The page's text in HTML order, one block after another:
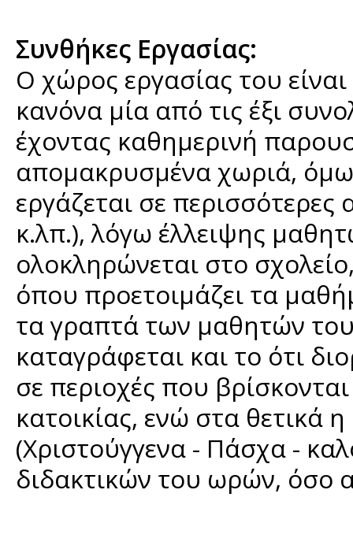
Συνθήκες Εργασίας:
Ο χώρος εργασίας του
κανόνα μία από τις έξι
έχοντας καθημερινή
απομακρυσμένα χωριά,
εργάζεται σε περισσότερες
κ.λπ.), λόγω έλλειψης
ολοκληρώνεται στο
όπου προετοιμάζει τα
τα γραπτά των μαθητών
καταγράφεται και το ότι
σε περιοχές που
κατοικίας, ενώ στα θετικά
(Χριστούγγενα - Πάσχα -
διδακτικών του ωρών, όσο